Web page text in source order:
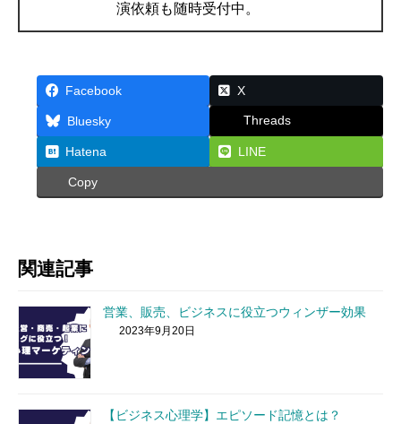
演依頼も随時受付中。
Facebook X
Bluesky Threads
Hatena LINE
Copy
関連記事
営業、販売、ビジネスに役立つウィンザー効果
2023年9月20日
【ビジネス心理学】エピソード記憶とは？